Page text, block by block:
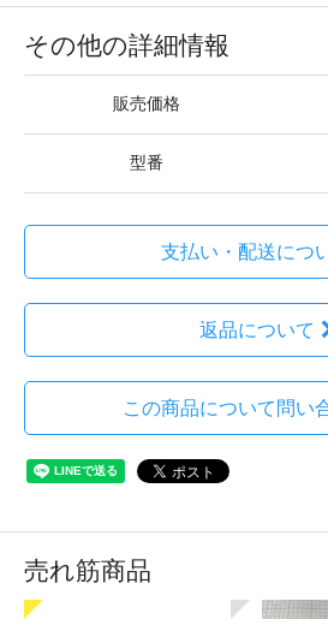
その他の詳細情報
販売価格
型番
支払い・配送につ
返品について
この商品について問い
売れ筋商品